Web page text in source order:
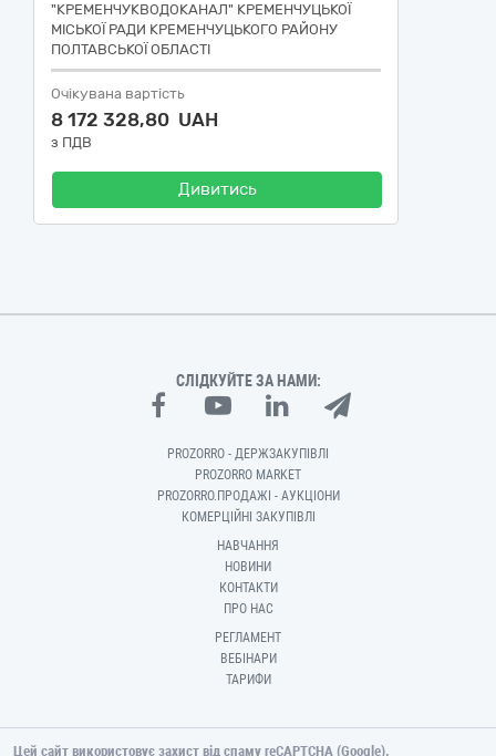
"КРЕМЕНЧУКВОДОКАНАЛ" КРЕМЕНЧУЦЬКОЇ
МІСЬКОЇ РАДИ КРЕМЕНЧУЦЬКОГО РАЙОНУ
ПОЛТАВСЬКОЇ ОБЛАСТІ
Очікувана вартість
8 172 328,80 UAH
з ПДВ
Дивитись
СЛІДКУЙТЕ ЗА НАМИ:
PROZORRO - ДЕРЖЗАКУПІВЛІ
PROZORRO MARKET
PROZORRO.ПРОДАЖІ - АУКЦІОНИ
КОМЕРЦІЙНІ ЗАКУПІВЛІ
НАВЧАННЯ
НОВИНИ
КОНТАКТИ
ПРО НАС
РЕГЛАМЕНТ
ВЕБІНАРИ
ТАРИФИ
Цей сайт використовує захист від спаму reCAPTCHA (Google).